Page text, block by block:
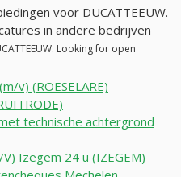
voor DUCATTEEUW.
in andere bedrijven
Looking for open
v) (ROESELARE)
technische achtergrond
Izegem 24 u (IZEGEM)